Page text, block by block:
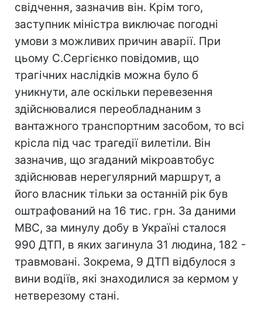
свідчення, зазначив він. Крім того,
заступник міністра виключає погодні
умови з можливих причин аварії. При
цьому С.Сергієнко повідомив, що
трагічних наслідків можна було б
уникнути, але оскільки перевезення
здійснювалися переобладнаним з
вантажного транспортним засобом, то всі
крісла під час трагедії вилетіли. Він
зазначив, що згаданий мікроавтобус
здійснював нерегулярний маршрут, а
його власник тільки за останній рік був
оштрафований на 16 тис. грн. За даними
МВС, за минулу добу в Україні сталося
990 ДТП, в яких загинула 31 людина, 182 -
травмовані. Зокрема, 9 ДТП відбулося з
вини водіїв, які знаходилися за кермом у
нетверезому стані.